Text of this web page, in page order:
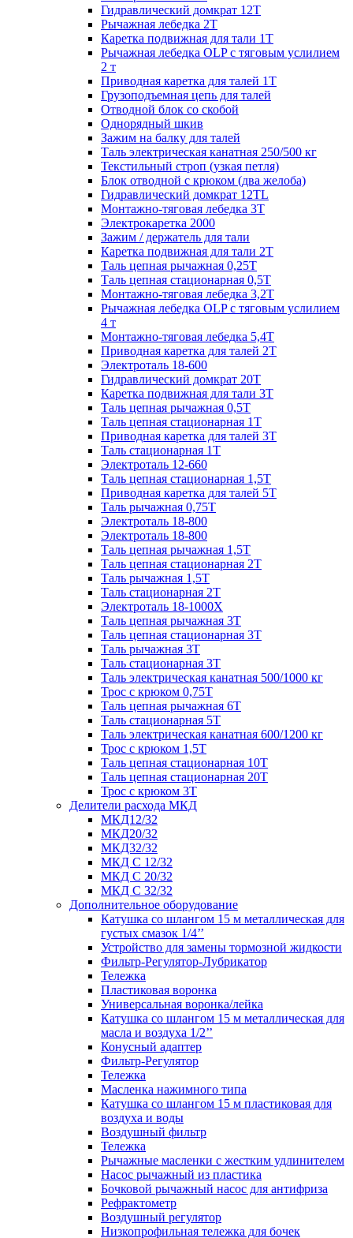
Гидравлический домкрат 12Т
Рычажная лебедка 2Т
Каретка подвижная для тали 1Т
Рычажная лебедка OLP с тяговым услилием
2 т
Приводная каретка для талей 1Т
Грузоподъемная цепь для талей
Отводной блок со скобой
Однорядный шкив
Зажим на балку для талей
Таль электрическая канатная 250/500 кг
Текстильный строп (узкая петля)
Блок отводной с крюком (два желоба)
Гидравлический домкрат 12TL
Монтажно-тяговая лебедка 3Т
Электрокаретка 2000
Зажим / держатель для тали
Каретка подвижная для тали 2Т
Таль цепная рычажная 0,25Т
Таль цепная стационарная 0,5Т
Монтажно-тяговая лебедка 3,2Т
Рычажная лебедка OLP с тяговым услилием
4 т
Монтажно-тяговая лебедка 5,4Т
Приводная каретка для талей 2Т
Электроталь 18-600
Гидравлический домкрат 20T
Каретка подвижная для тали 3Т
Таль цепная рычажная 0,5Т
Таль цепная стационарная 1Т
Приводная каретка для талей 3Т
Таль стационарная 1Т
Электроталь 12-660
Таль цепная стационарная 1,5Т
Приводная каретка для талей 5Т
Таль рычажная 0,75Т
Электроталь 18-800
Электроталь 18-800
Таль цепная рычажная 1,5Т
Таль цепная стационарная 2Т
Таль рычажная 1,5Т
Таль стационарная 2Т
Электроталь 18-1000X
Таль цепная рычажная 3Т
Таль цепная стационарная 3Т
Таль рычажная 3Т
Таль стационарная 3Т
Таль электрическая канатная 500/1000 кг
Трос с крюком 0,75Т
Таль цепная рычажная 6Т
Таль стационарная 5Т
Таль электрическая канатная 600/1200 кг
Трос с крюком 1,5Т
Таль цепная стационарная 10Т
Таль цепная стационарная 20Т
Трос с крюком 3Т
Делители расхода МКД
МКД12/32
МКД20/32
МКД32/32
МКД С 12/32
МКД С 20/32
МКД С 32/32
Дополнительное оборудование
Катушка со шлангом 15 м металлическая для
густых смазок 1/4’’
Устройство для замены тормозной жидкости
Фильтр-Регулятор-Лубрикатор
Тележка
Пластиковая воронка
Универсальная воронка/лейка
Катушка со шлангом 15 м металлическая для
масла и воздуха 1/2’’
Конусный адаптер
Фильтр-Регулятор
Тележка
Масленка нажимного типа
Катушка со шлангом 15 м пластиковая для
воздуха и воды
Воздушный фильтр
Тележка
Рычажные масленки с жестким удлинителем
Насос рычажный из пластика
Бочковой рычажный насос для антифриза
Рефрактометр
Воздушный регулятор
Низкопрофильная тележка для бочек